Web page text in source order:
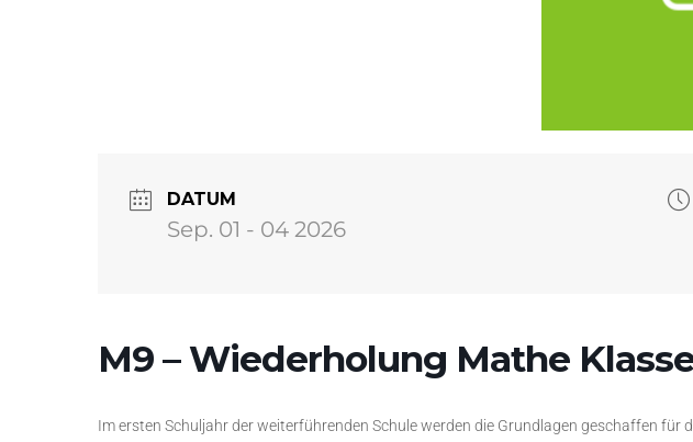
DATUM
Sep. 01 - 04 2026
M9 – Wiederholung Mathe
Im ersten Schuljahr der weiterführenden Schule werden die Grundlagen geschaffen